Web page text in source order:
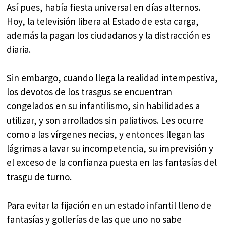
Así pues, había fiesta universal en días alternos.
Hoy, la televisión libera al Estado de esta carga,
además la pagan los ciudadanos y la distracción es
diaria.
Sin embargo, cuando llega la realidad intempestiva,
los devotos de los trasgus se encuentran
congelados en su infantilismo, sin habilidades a
utilizar, y son arrollados sin paliativos. Les ocurre
como a las vírgenes necias, y entonces llegan las
lágrimas a lavar su incompetencia, su imprevisión y
el exceso de la confianza puesta en las fantasías del
trasgu de turno.
Para evitar la fijación en un estado infantil lleno de
fantasías y gollerías de las que uno no sabe